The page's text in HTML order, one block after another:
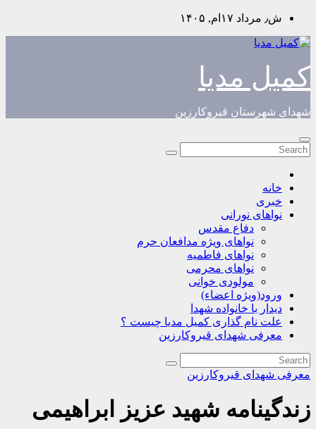
Skip
content
ش٫ مرداد ۱۷ام, ۱۴۰۵
کمیل مدیا
شهدای شهرستان قیروکارزین
خانه
خبری
نواهای نورانی
دفاع مقدس
نواهای ویژه مدافعان حرم
نواهای فاطمیه
نواهای محرمی
مولودی خوانی
ورود(ویژه اعضاء)
دیدار با خانواده شهدا
علت نام گذاری کمیل مدیا چیست ؟
معرفی شهدای قیروکارزین
معرفی شهدای قیروکارزین
زندگینامه شهید عزیز ابراهیمی